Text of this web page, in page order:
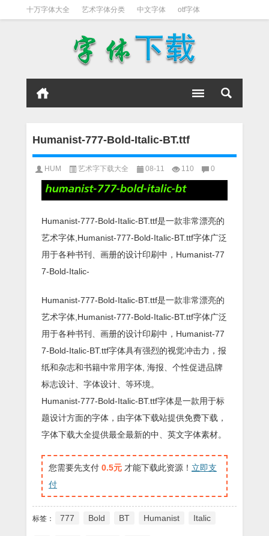
十万字体大全 艺术字体分类 中文字体 otf字体
Humanist-777-Bold-Italic-BT.ttf
HUM 艺术字下载大全 08-11 110 0
Humanist-777-Bold-Italic-BT.ttf是一款非常漂亮的
艺术字体,Humanist-777-Bold-Italic-BT.ttf字体广泛
用于各种书刊、画册的设计印刷中，Humanist-77
7-Bold-Italic-
Humanist-777-Bold-Italic-BT.ttf是一款非常漂亮的
艺术字体,Humanist-777-Bold-Italic-BT.ttf字体广泛
用于各种书刊、画册的设计印刷中，Humanist-77
7-Bold-Italic-BT.ttf字体具有强烈的视觉冲击力，报
纸和杂志和书籍中常用字体, 海报、个性促进品牌
标志设计、字体设计、等环境。
Humanist-777-Bold-Italic-BT.ttf字体是一款用于标
题设计方面的字体，由字体下载站提供免费下载，
字体下载大全提供最全最新的中、英文字体素材。
您需要先支付 0.5元 才能下载此资源！ 立即支
付
标签： 777 Bold BT Humanist Italic